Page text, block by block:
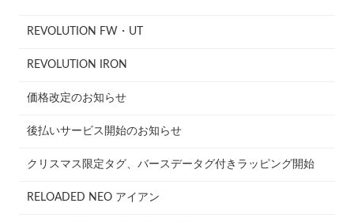
REVOLUTION FW・UT
REVOLUTION IRON
価格改定のお知らせ
後払いサービス開始のお知らせ
クリスマス限定タグ、バースデータグ付きラッピング開始
RELOADED NEO アイアン